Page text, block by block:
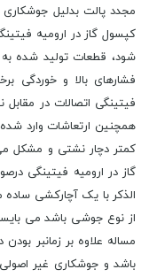
مجدد پالت بدلیل
کپسول گاز در ارومیه
شود، قطعات تولید شده به
فشارهای بالا و خوردگی
فیتینگی اتصالات در
همچنین ارتعاشات وارد
کمتر دچار نشتی و مشکل
گاز در ارومیه فیتینگی
الذکر با یک آچارکشی ساده
از نوع جوشی باشد می
مساله علاوه بر زمانبر
باشد و جوشکاری غیر